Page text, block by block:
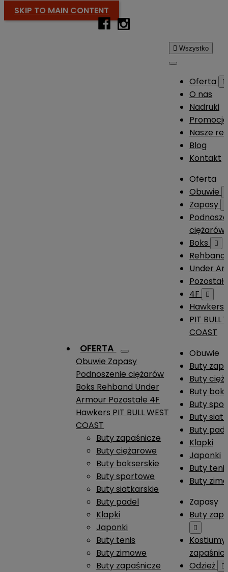
SKIP TO MAIN CONTENT
OFERTA
Obuwie Zapasy
Podnoszenie ciężarów
Boks Rehband Under
Armour Pozostałe 4F
Hawkers PIT BULL WEST
COAST
Buty zapaśnicze
Buty ciężarowe
Buty bokserskie
Buty sportowe
Buty siatkarskie
Buty padel
Klapki
Japonki
Buty tenis
Buty zimowe
Buty zapaśnicze
 Wszystko
Oferta 
O nas
Nadruki
Promocje
Nasze
Blog
Kontakt
Oferta
Obuwie
Zapasy
ciężarów
Boks

Rehband
Under
4F

Hawkers
PIT BULL
COAST
Obuwie
Buty
Buty
Buty
Buty
Buty
Buty
Klapki
Japonki
Buty
Buty
Zapasy
Buty

Kostiumy
Odzież
